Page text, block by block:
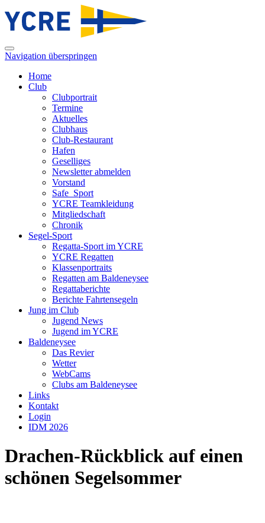
Navigation überspringen
Home
Club
Clubportrait
Termine
Aktuelles
Clubhaus
Club-Restaurant
Hafen
Geselliges
Newsletter abmelden
Vorstand
Safe_Sport
YCRE Teamkleidung
Mitgliedschaft
Chronik
Segel-Sport
Regatta-Sport im YCRE
YCRE Regatten
Klassenportraits
Regatten am Baldeneysee
Regattaberichte
Berichte Fahrtensegeln
Jung im Club
Jugend News
Jugend im YCRE
Baldeneysee
Das Revier
Wetter
WebCams
Clubs am Baldeneysee
Links
Kontakt
Login
IDM 2026
Drachen-Rückblick auf einen
schönen Segelsommer